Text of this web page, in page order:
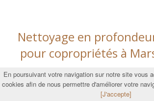
Nettoyage en
pour copropriétés à
L’entretien des sols est essentiel
propreté des espaces communs.
En poursuivant votre navigation sur notre site vous
cookies afin de nous permettre d'améliorer votre
[J'accepte]